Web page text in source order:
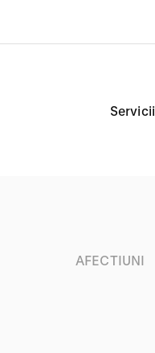
Servicii
AFECTIUNI